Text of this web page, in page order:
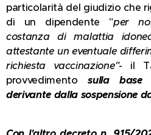
particolarità del giudizio che
di un dipendente "per
costanza di malattia
attestante un eventuale
richiesta vaccinazione"- il
provvedimentosulla base
derivante dalla sospensione